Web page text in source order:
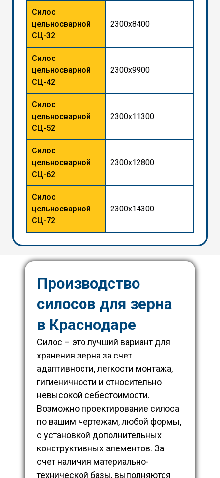
Силос
цельносварной
СЦ-32
2300x8400
Силос
цельносварной
СЦ-42
2300x9900
Силос
цельносварной
СЦ-52
2300x11300
Силос
цельносварной
СЦ-62
2300x12800
Силос
цельносварной
СЦ-72
2300x14300
Производство
силосов для зерна
в Краснодаре
Силос – это лучший вариант для
хранения зерна за счет
адаптивности, легкости монтажа,
гигиеничности и относительно
невысокой себестоимости.
Возможно проектирование силоса
по вашим чертежам, любой формы,
с установкой дополнительных
конструктивных элементов. За
счет наличия материально-
технической базы, выполняются